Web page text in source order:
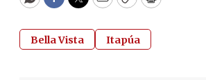
WhatsApp
Facebook
Twitter
EmailCopyPrint
Bella Vista Itapúa